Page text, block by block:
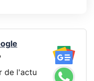
de l'actu